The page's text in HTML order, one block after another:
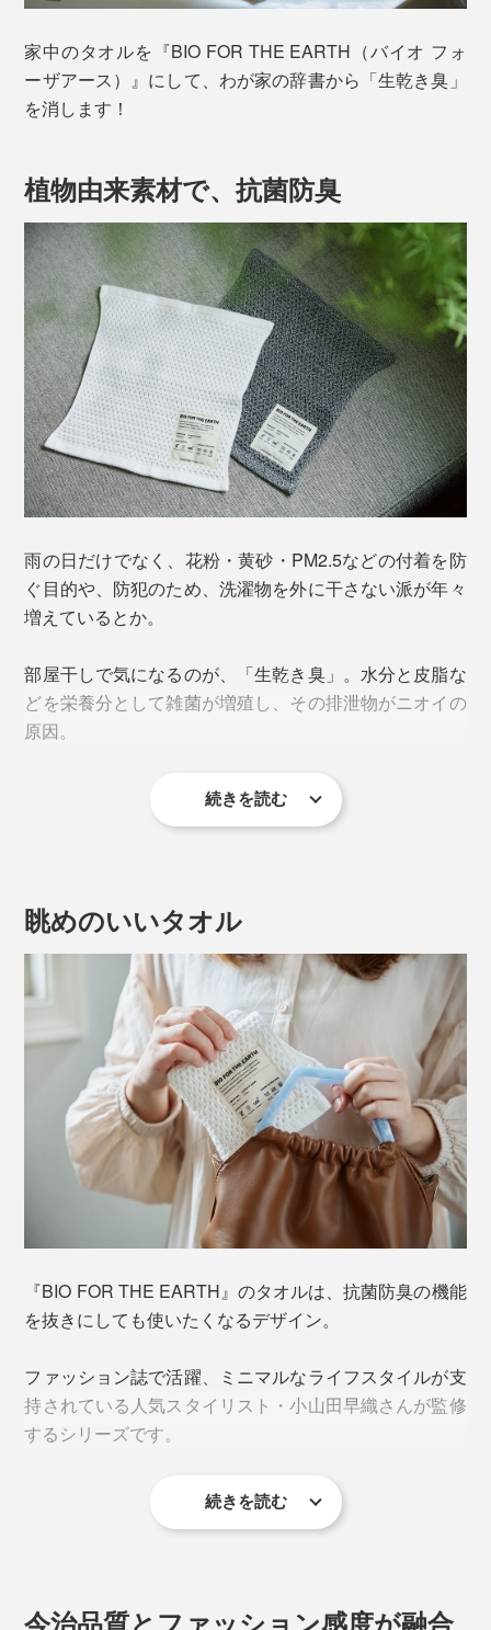
家中のタオルを『BIO FOR THE EARTH（バイオ フォ
ーザアース）』にして、わが家の辞書から「生乾き臭」
を消します！
植物由来素材で、抗菌防臭
雨の日だけでなく、花粉・黄砂・PM2.5などの付着を防
ぐ目的や、防犯のため、洗濯物を外に干さない派が年々
増えているとか。
部屋干しで気になるのが、「生乾き臭」。水分と皮脂な
どを栄養分として雑菌が増殖し、その排泄物がニオイの
原因。
一度ついたニオイは洗濯しても取れにくいので、とにか
手……。
『BIO FOR THE EARTH』のタオルなら大丈夫。
抗菌防臭機能を持つ、サトウキビ由来の次世代合成繊維
「PlaX™（プラックス）」を使用。繊維に含まれる乳酸
が雑菌の増殖を防ぎ、ニオイを防止します。
続きを読む
眺めのいいタオル
『BIO FOR THE EARTH』のタオルは、抗菌防臭の機能
を抜きにしても使いたくなるデザイン。
ファッション誌で活躍、ミニマルなライフスタイルが支
持されている人気スタイリスト・小山田早織さんが監修
するシリーズです。
続きを読む
今治品質とファッション感度が融合